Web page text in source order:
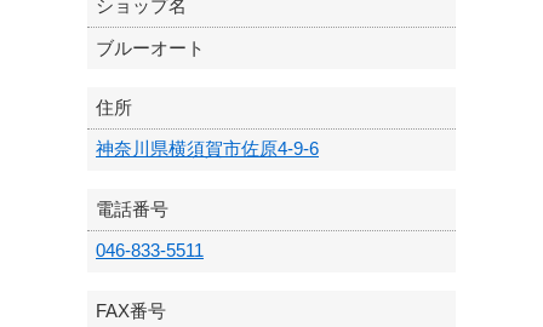
ショップ名
ブルーオート
住所
神奈川県横須賀市佐原4-9-6
電話番号
046-833-5511
FAX番号